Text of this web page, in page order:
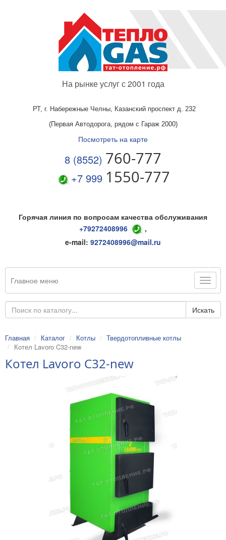
На рынке услуг с 2001 года
РТ, г. Набережные Челны, Казанский проспект д. 232
(Первая Автодорога, рядом с Гараж 2000)
Посмотреть на карте
8 (8552) 760-777
+7 999 1550-777
Горячая линия по вопросам качества обслуживания
+79272408996
,
e-mail: 9272408996@mail.ru
Главное меню
Искать
Главная Каталог Котлы
Твердотопливные котлы
Котел Lavoro C32-new
Котел Lavoro C32-new